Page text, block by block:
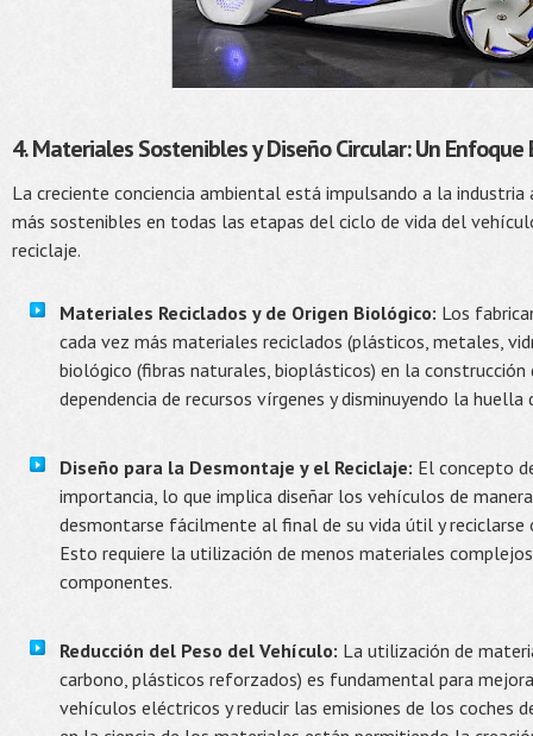
4. Materiales Sostenibles y Diseño Circular: Un Enfoque
La creciente conciencia ambiental está impulsando a la
más sostenibles en todas las etapas del ciclo de vida del
reciclaje.
Materiales Reciclados y de Origen Biológico: Los
cada vez más materiales reciclados (plásticos, metales,
biológico (fibras naturales, bioplásticos) en la
dependencia de recursos vírgenes y disminuyendo la huella
Diseño para la Desmontaje y el Reciclaje: El concepto
importancia, lo que implica diseñar los vehículos de
desmontarse fácilmente al final de su vida útil y
Esto requiere la utilización de menos materiales
componentes.
Reducción del Peso del Vehículo: La utilización de
carbono, plásticos reforzados) es fundamental para
vehículos eléctricos y reducir las emisiones de los coches